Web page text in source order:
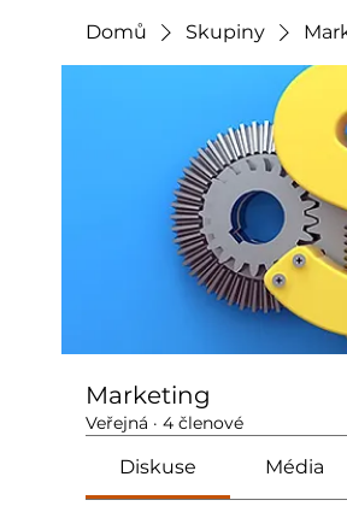
Domů Skupiny
Marketing
Veřejná · 4 členové
Diskuse Média